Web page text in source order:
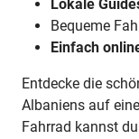
Lokale
Bequeme
Einfach
Entdecke die
Albaniens auf
Fahrrad kannst